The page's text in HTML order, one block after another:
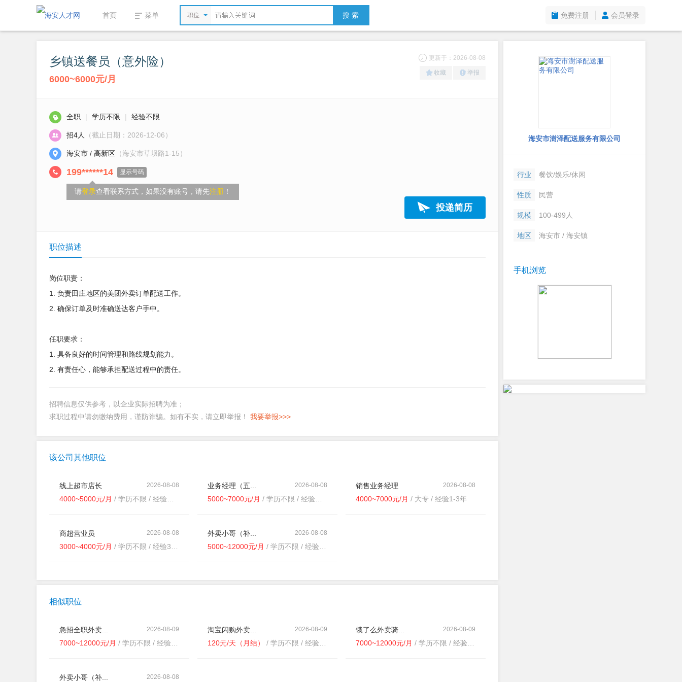
首页 菜单 职位 搜 索 免费注册 会员登录
乡镇送餐员（意外险）
6000~6000元/月
更新于：2026-08-08
收藏 举报
全职 | 学历不限 | 经验不限
招4人 （截止日期：2026-12-06）
海安市 / 高新区 （海安市草坝路1-15）
199******14 显示号码
请登录查看联系方式，如果没有账号，请先注册 ！
投递简历
职位描述
岗位职责：
1. 负责田庄地区的美团外卖订单配送工作。
2. 确保订单及时准确送达客户手中。
任职要求：
1. 具备良好的时间管理和路线规划能力。
2. 有责任心，能够承担配送过程中的责任。
招聘信息仅供参考，以企业实际招聘为准；
求职过程中请勿缴纳费用，谨防诈骗。如有不实，请立即举报！ 我要举报>>>
该公司其他职位
2026-08-08
线上超市店长
4000~5000元/月 / 学历不限 / 经验不限
2026-08-08
业务经理（五...
5000~7000元/月 / 学历不限 / 经验不限
2026-08-08
销售业务经理
4000~7000元/月 / 大专 / 经验1-3年
2026-08-08
商超营业员
3000~4000元/月 / 学历不限 / 经验3-5年
2026-08-08
外卖小哥（补...
5000~12000元/月 / 学历不限 / 经验不限
相似职位
2026-08-09
急招全职外卖...
7000~12000元/月 / 学历不限 / 经验不限
2026-08-09
淘宝闪购外卖...
120元/天（月结）
/ 学历不限 / 经验不限
2026-08-09
饿了么外卖骑...
7000~12000元/月 / 学历不限 / 经验不限
2026-08-08
外卖小哥（补...
海安市澍泽配送服务有限公司
行业 餐饮/娱乐/休闲
性质 民营
规模 100-499人
地区 海安市 / 海安镇
手机浏览